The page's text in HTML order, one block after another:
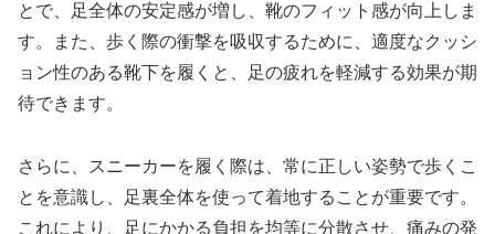
とで、足全体の安定感が増し、靴のフィット感が向上しま
す。また、歩く際の衝撃を吸収するために、適度なクッシ
ョン性のある靴下を履くと、足の疲れを軽減する効果が期
待できます。
さらに、スニーカーを履く際は、常に正しい姿勢で歩くこ
とを意識し、足裏全体を使って着地することが重要です。
これにより、足にかかる負担を均等に分散させ、痛みの発